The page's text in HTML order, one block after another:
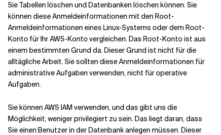
Sie Tabellen löschen und Datenbanken löschen können. Sie
können diese Anmeldeinformationen mit den Root-
Anmeldeinformationen eines Linux-Systems oder dem Root-
Konto für Ihr AWS-Konto vergleichen. Das Root-Konto ist aus
einem bestimmten Grund da. Dieser Grund ist nicht für die
alltägliche Arbeit. Sie sollten diese Anmeldeinformationen für
administrative Aufgaben verwenden, nicht für operative
Aufgaben.
Sie können AWS IAM verwenden, und das gibt uns die
Möglichkeit, weniger privilegiert zu sein. Das liegt daran, dass
Sie einen Benutzer in der Datenbank anlegen müssen. Dieser